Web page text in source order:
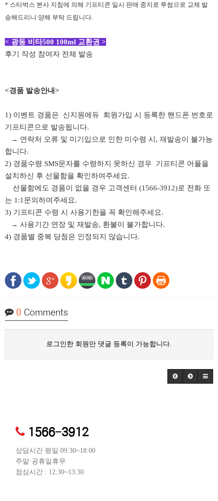
* 스타벅스 본사 지침에 의해 기프티콘 일시 판매 중지로 투썸으로 교체 발
송해드리니 양해 부탁 드립니다.
< 광동 비타500 100ml 교환권 >
후기 작성 참여자 전체 발송
<경품 발송안내>
1) 이벤트 경품은 신지원에듀 회원가입 시 등록한 핸드폰 번호로
기프티콘으로 발송됩니다.
→ 연락처 오류 및 미기입으로 인한 미수령 시, 재발송이 불가능
합니다.
2) 경품수령 SMS문자를 수령하지 못하신 경우 기프티콘 어플을
설치하신 후 선물함을 확인하여주세요.
선물함에도 경품이 없을 경우 고객센터 (1566-3912)로 전화 또
는 1:1문의하여주세요.
3) 기프티콘 수령 시 사용기한을 꼭 확인해주세요.
→ 사용기간 연장 및 재발송, 환불이 불가합니다.
4) 경품별 중복 당첨은 인정되지 않습니다.
0 Comments
로그인한 회원만 댓글 등록이 가능합니다.
1566-3912
상담시간 평일 09:30~18:00
주말·공휴일휴무
점심시간 : 12:30~13:30